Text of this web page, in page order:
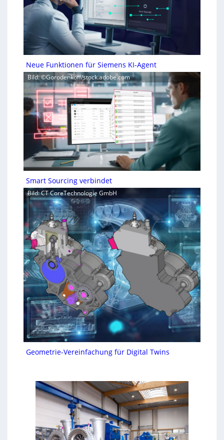
Neue Funktionen für Siemens KI-Agent
Bild: ©Gorodenkoff/stock.adobe.com
Smart Sourcing verbindet
Bild: CT CoreTechnologie GmbH
Geometrie-Vereinfachung für Digital Twins